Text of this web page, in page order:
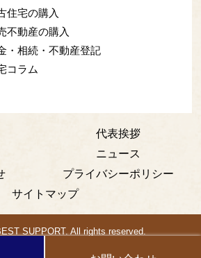
住宅の購入
不動産の購入
・相続・不動産登記
コラム
代表挨拶
ニュース
プライバシーポリシー
サイトマップ
SUPPORT. All rights reserved.